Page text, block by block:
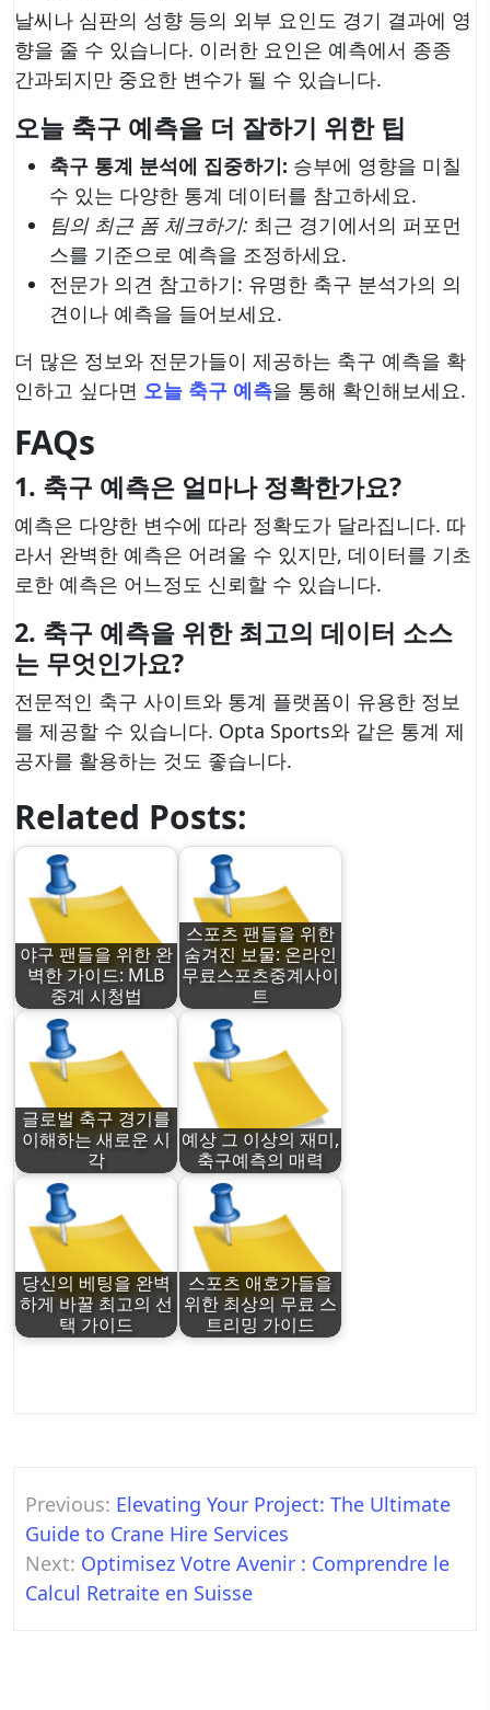
날씨나 심판의 성향 등의 외부 요인도 경기 결과에 영
향을 줄 수 있습니다. 이러한 요인은 예측에서 종종
간과되지만 중요한 변수가 될 수 있습니다.
오늘 축구 예측을 더 잘하기 위한 팁
축구 통계 분석에 집중하기: 승부에 영향을 미칠
수 있는 다양한 통계 데이터를 참고하세요.
팀의 최근 폼 체크하기: 최근 경기에서의 퍼포먼
스를 기준으로 예측을 조정하세요.
전문가 의견 참고하기: 유명한 축구 분석가의 의
견이나 예측을 들어보세요.
더 많은 정보와 전문가들이 제공하는 축구 예측을 확
인하고 싶다면 오늘 축구 예측을 통해 확인해보세요.
FAQs
1. 축구 예측은 얼마나 정확한가요?
예측은 다양한 변수에 따라 정확도가 달라집니다. 따
라서 완벽한 예측은 어려울 수 있지만, 데이터를 기초
로한 예측은 어느정도 신뢰할 수 있습니다.
2. 축구 예측을 위한 최고의 데이터 소스
는 무엇인가요?
전문적인 축구 사이트와 통계 플랫폼이 유용한 정보
를 제공할 수 있습니다. Opta Sports와 같은 통계 제
공자를 활용하는 것도 좋습니다.
Related Posts:
야구 팬들을 위한 완
벽한 가이드: MLB
중계 시청법
스포츠 팬들을 위한
숨겨진 보물: 온라인
무료스포츠중계사이
트
글로벌 축구 경기를
이해하는 새로운 시
각
예상 그 이상의 재미,
축구예측의 매력
당신의 베팅을 완벽
하게 바꿀 최고의 선
택 가이드
스포츠 애호가들을
위한 최상의 무료 스
트리밍 가이드
Post
navigation
Previous: Elevating Your Project: The Ultimate
Guide to Crane Hire Services
Next: Optimisez Votre Avenir : Comprendre le
Calcul Retraite en Suisse